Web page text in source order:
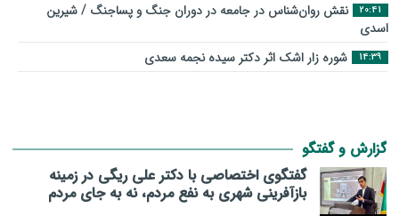
20:41
نقش روان‌شناس در جامعه در دوران جنگ و پساجنگ / شیرین
اسدی
14:39 شوره زار اشک اثر دکتر سیده نجمه سعدی
گزارش و گفتگو
گفتگوی اختصاصی با دکتر علی ریگی در زمینه
بازآفرینی شهری به نفع مردم، نه به جای مردم